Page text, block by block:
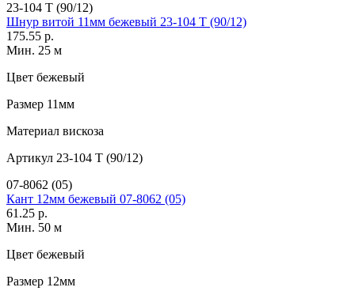
23-104 T (90/12)
Шнур витой 11мм бежевый 23-104 T (90/12)
175.55 р.
Мин. 25 м
Цвет бежевый
Размер 11мм
Материал вискоза
Артикул 23-104 T (90/12)
07-8062 (05)
Кант 12мм бежевый 07-8062 (05)
61.25 р.
Мин. 50 м
Цвет бежевый
Размер 12мм